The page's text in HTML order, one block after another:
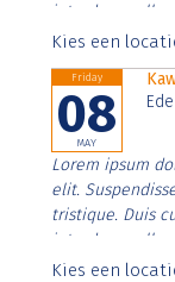
interdum nulla,
Aenean
Kies een
Friday
08
MAY
Lorem ipsum
elit.
tristique. Duis
interdum nulla,
Aenean
Kies een